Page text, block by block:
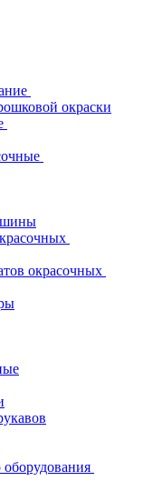
окраски
окрасочных
оборудования